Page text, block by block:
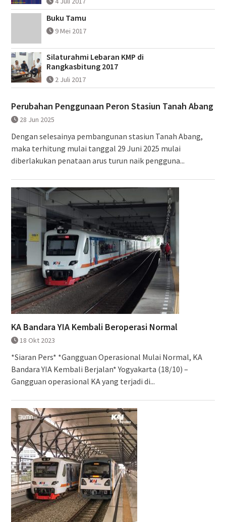
Buku Tamu
9 Mei 2017
Silaturahmi Lebaran KMP di
Rangkasbitung 2017
2 Juli 2017
Perubahan Penggunaan Peron Stasiun Tanah Abang
28 Jun 2025
Dengan selesainya pembangunan stasiun Tanah Abang,
maka terhitung mulai tanggal 29 Juni 2025 mulai
diberlakukan penataan arus turun naik pengguna...
KA Bandara YIA Kembali Beroperasi Normal
18 Okt 2023
*Siaran Pers* *Gangguan Operasional Mulai Normal, KA
Bandara YIA Kembali Berjalan* Yogyakarta (18/10) –
Gangguan operasional KA yang terjadi di...